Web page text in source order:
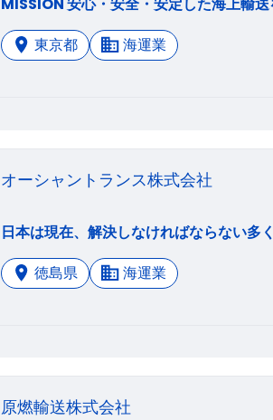
東京都
海運業
オーシャントランス株式会社
徳島県
海運業
原燃輸送株式会社